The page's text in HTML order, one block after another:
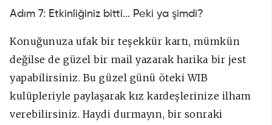
Adım 7: Etkinliğiniz bitti... Peki ya şimdi?
Konuğunuza ufak bir teşekkür kartı, mümkün
değilse de güzel bir mail yazarak harika bir jest
yapabilirsiniz. Bu güzel günü öteki WIB
kulüpleriyle paylaşarak kız kardeşlerinize ilham
verebilirsiniz. Haydi durmayın, bir sonraki